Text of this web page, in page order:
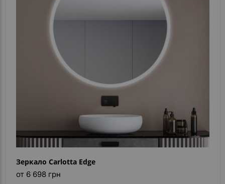
Зеркало Carlotta Edge
от 6 698 грн